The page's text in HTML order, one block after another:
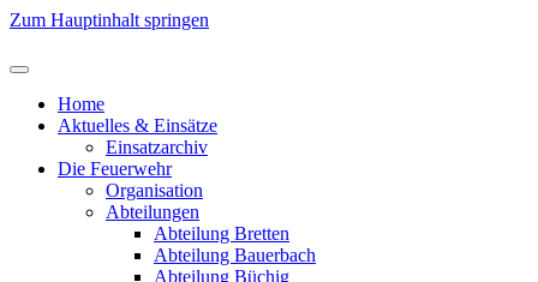
Zum Hauptinhalt springen
Home
Aktuelles & Einsätze
Einsatzarchiv
Die Feuerwehr
Organisation
Abteilungen
Abteilung Bretten
Abteilung Bauerbach
Abteilung Büchig